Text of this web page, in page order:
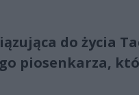
do życia
piosenkarza,